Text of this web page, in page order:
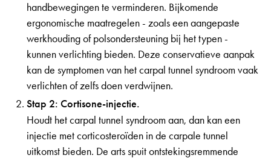
handbewegingen te verminderen. Bijkomende
ergonomische maatregelen - zoals een aangepaste
werkhouding of polsondersteuning bij het typen -
kunnen verlichting bieden. Deze conservatieve aanpak
kan de symptomen van het carpal tunnel syndroom vaak
verlichten of zelfs doen verdwijnen.
Stap 2: Cortisone-injectie.
Houdt het carpal tunnel syndroom aan, dan kan een
injectie met corticosteroïden in de carpale tunnel
uitkomst bieden. De arts spuit ontstekingsremmende